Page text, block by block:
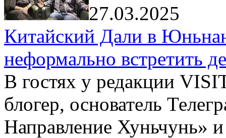
27.03.2025
Китайский Дали в
неформально встретить
В гостях у редакции
блогер, основатель
Направление Хуньчунь»